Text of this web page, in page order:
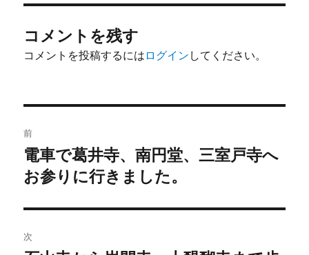
コメントを残す
コメントを投稿するには ログイン してください。
稿
ナ
ビ
ゲ
前
前
の
稿:
電車で葛井寺、南円堂、三室戸寺へ
お参りに行きました。
次